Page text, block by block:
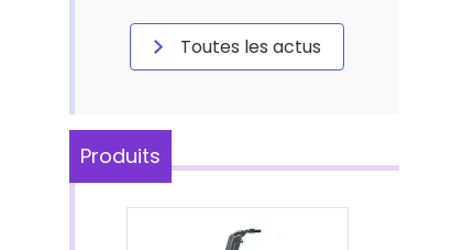
Toutes les actus
Produits